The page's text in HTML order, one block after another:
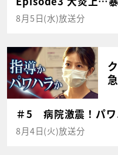
8月5日(水)放送分
＃5 病院激震！パワ
8月4日(火)放送分